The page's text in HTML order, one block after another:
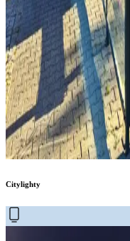
Citylighty